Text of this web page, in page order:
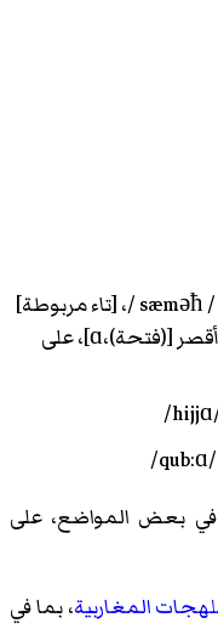
/ sæməħ /، [تاء مربوطة]
، أو نسخة أقصر [(فتحة)،ɑ]، على
/
/qub:ɑ/
في بعض المواضع، على
المغاربية، بما في